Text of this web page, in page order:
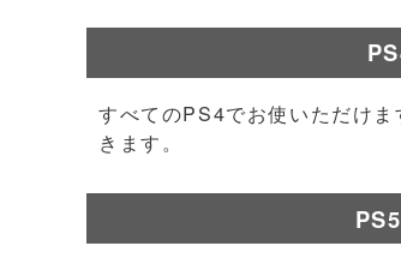
すべてのPS4でお使いただけ
きます。